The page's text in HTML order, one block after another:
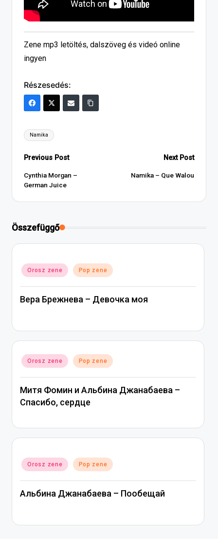
Zene mp3 letöltés, dalszöveg és videó online
ingyen
Részesedés:
Tags:
Namika
Post
navigation
Previous Post
Cynthia Morgan –
German Juice
Next Post
Namika – Que Walou
Összefüggő
Posted
in
Orosz zene Pop zene
Вера Брежнева – Девочка моя
Posted
in
Orosz zene Pop zene
Митя Фомин и Альбина Джанабаева –
Спасибо, сердце
Posted
in
Orosz zene Pop zene
Альбина Джанабаева – Пообещай